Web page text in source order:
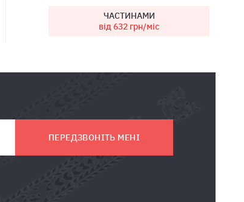
ЧАСТИНАМИ
від 632 грн/міс
ПЕРЕДЗВОНІТЬ МЕНІ